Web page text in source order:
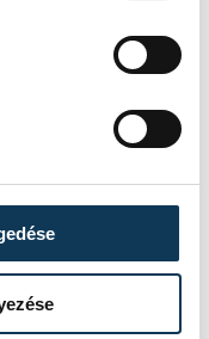
miatt
alól,
Mi